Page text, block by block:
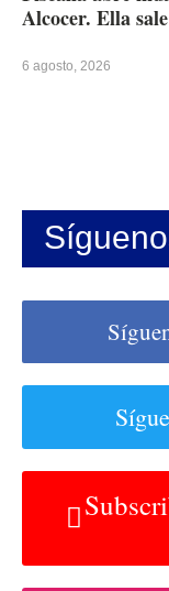
Alcocer. Ella
6 agosto, 2026